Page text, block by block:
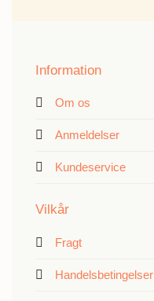
Information
Om os
Anmeldelser
Kundeservice
Vilkår
Fragt
Handelsbetingelser